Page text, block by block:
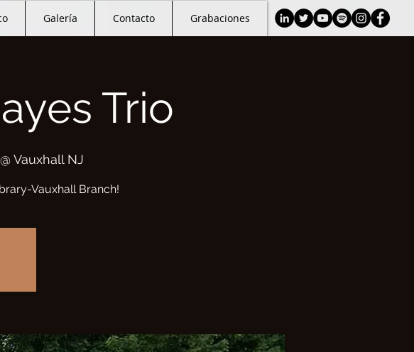
Galería Contacto Grabaciones
Trio
Vauxhall NJ
Vauxhall Branch!